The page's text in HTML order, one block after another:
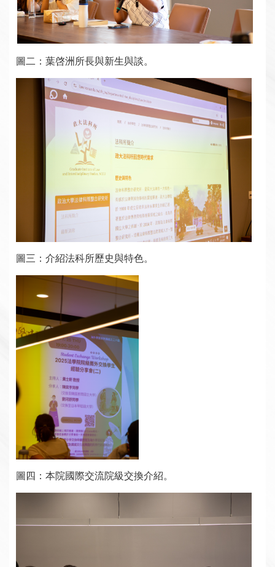
圖二：葉啓洲所長與新生與談。
圖三：介紹法科所歷史與特色。
圖四：本院國際交流院級交換介紹。